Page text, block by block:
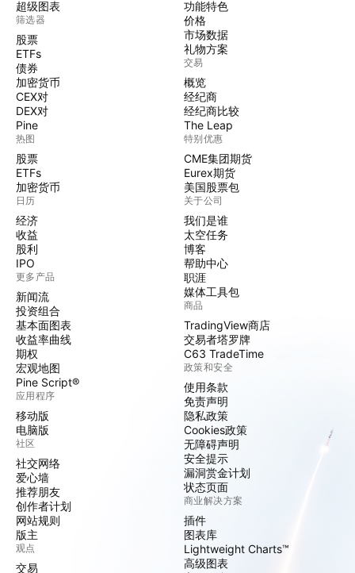
超级图表
筛选器
股票
ETFs
债券
加密货币
CEX对
DEX对
Pine
热图
股票
ETFs
加密货币
日历
经济
收益
股利
IPO
更多产品
新闻流
投资组合
基本面图表
收益率曲线
期权
宏观地图
Pine Script®
应用程序
移动版
电脑版
社区
社交网络
爱心墙
推荐朋友
创作者计划
网站规则
版主
观点
交易
功能特色
价格
市场数据
礼物方案
交易
概览
经纪商
经纪商比较
The Leap
特别优惠
CME集团期货
Eurex期货
美国股票包
关于公司
我们是谁
太空任务
博客
帮助中心
职涯
媒体工具包
商品
TradingView商店
交易者塔罗牌
C63 TradeTime
政策和安全
使用条款
免责声明
隐私政策
Cookies政策
无障碍声明
安全提示
漏洞赏金计划
状态页面
商业解决方案
插件
图表库
Lightweight Charts™
高级图表